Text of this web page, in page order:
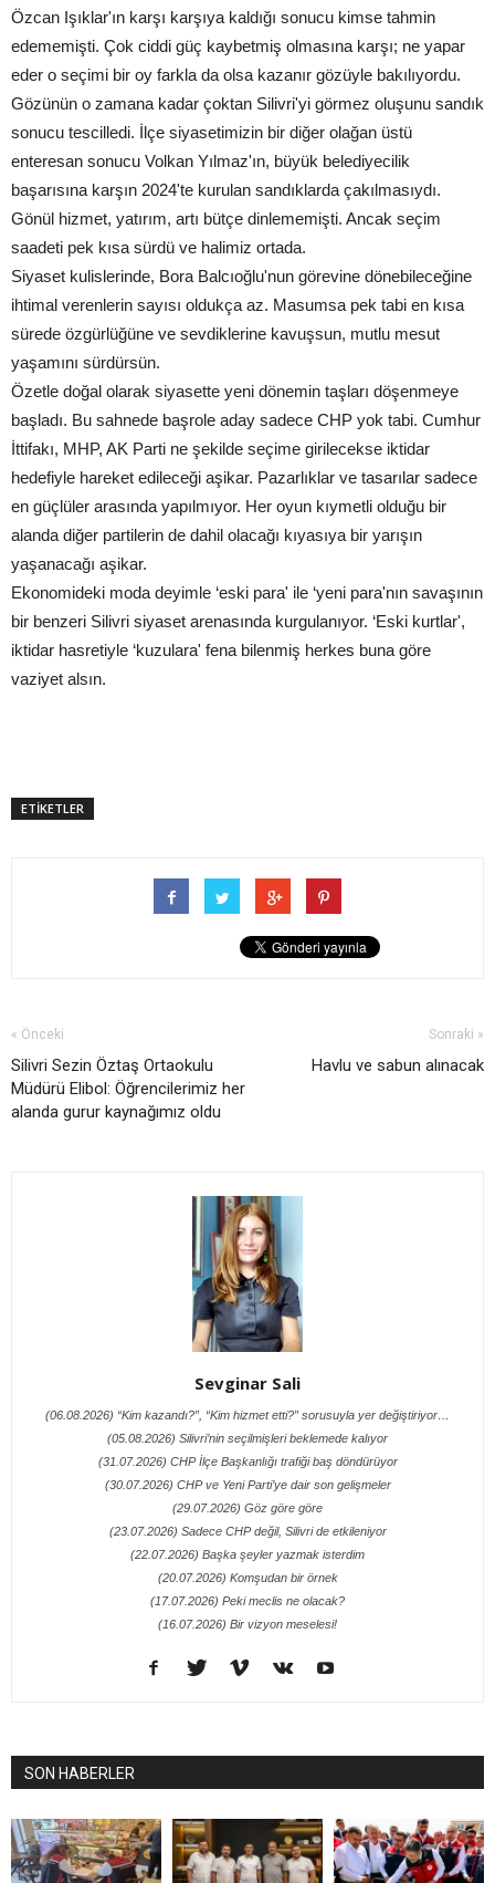
Özcan Işıklar'ın karşı karşıya kaldığı sonucu kimse tahmin
edememişti. Çok ciddi güç kaybetmiş olmasına karşı; ne yapar
eder o seçimi bir oy farkla da olsa kazanır gözüyle bakılıyordu.
Gözünün o zamana kadar çoktan Silivri'yi görmez oluşunu sandık
sonucu tescilledi. İlçe siyasetimizin bir diğer olağan üstü
enteresan sonucu Volkan Yılmaz'ın, büyük belediyecilik
başarısına karşın 2024'te kurulan sandıklarda çakılmasıydı.
Gönül hizmet, yatırım, artı bütçe dinlememişti. Ancak seçim
saadeti pek kısa sürdü ve halimiz ortada.
Siyaset kulislerinde, Bora Balcıoğlu'nun görevine dönebileceğine
ihtimal verenlerin sayısı oldukça az. Masumsa pek tabi en kısa
sürede özgürlüğüne ve sevdiklerine kavuşsun, mutlu mesut
yaşamını sürdürsün.
Özetle doğal olarak siyasette yeni dönemin taşları döşenmeye
başladı. Bu sahnede başrole aday sadece CHP yok tabi. Cumhur
İttifakı, MHP, AK Parti ne şekilde seçime girilecekse iktidar
hedefiyle hareket edileceği aşikar. Pazarlıklar ve tasarılar sadece
en güçlüler arasında yapılmıyor. Her oyun kıymetli olduğu bir
alanda diğer partilerin de dahil olacağı kıyasıya bir yarışın
yaşanacağı aşikar.
Ekonomideki moda deyimle ‘eski para' ile ‘yeni para'nın savaşının
bir benzeri Silivri siyaset arenasında kurgulanıyor. ‘Eski kurtlar',
iktidar hasretiyle ‘kuzulara' fena bilenmiş herkes buna göre
vaziyet alsın.
ETİKETLER
« Önceki
Silivri Sezin Öztaş Ortaokulu
Müdürü Elibol: Öğrencilerimiz her
alanda gurur kaynağımız oldu
Sonraki »
Havlu ve sabun alınacak
Sevginar Sali
(06.08.2026) “Kim kazandı?”, “Kim hizmet etti?” sorusuyla yer değiştiriyor…
(05.08.2026) Silivri’nin seçilmişleri beklemede kalıyor
(31.07.2026) CHP İlçe Başkanlığı trafiği baş döndürüyor
(30.07.2026) CHP ve Yeni Parti’ye dair son gelişmeler
(29.07.2026) Göz göre göre
(23.07.2026) Sadece CHP değil, Silivri de etkileniyor
(22.07.2026) Başka şeyler yazmak isterdim
(20.07.2026) Komşudan bir örnek
(17.07.2026) Peki meclis ne olacak?
(16.07.2026) Bir vizyon meselesi!
SON HABERLER